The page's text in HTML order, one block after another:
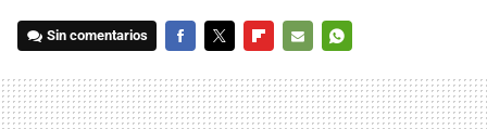
Sin comentarios
MAIL